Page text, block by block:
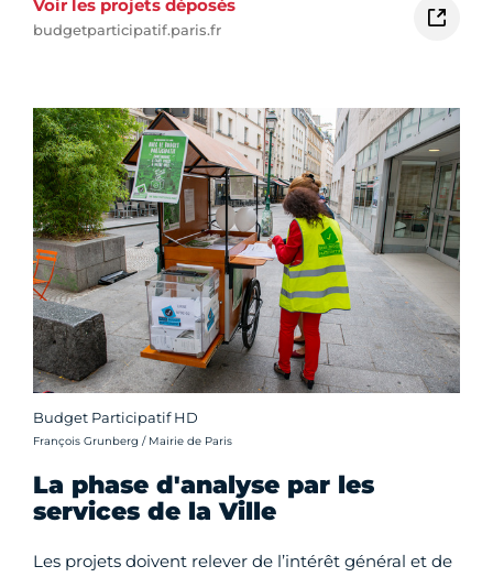
Voir les projets déposés
budgetparticipatif.paris.fr
Budget Participatif HD
Crédit photo :
François Grunberg / Mairie de Paris
La phase d'analyse par les
services de la Ville
Les projets doivent relever de l’intérêt général et de